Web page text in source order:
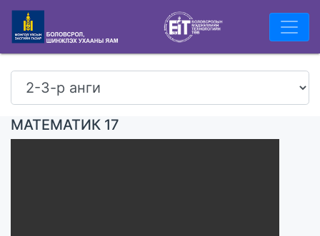
МАТЕМАТИК 17